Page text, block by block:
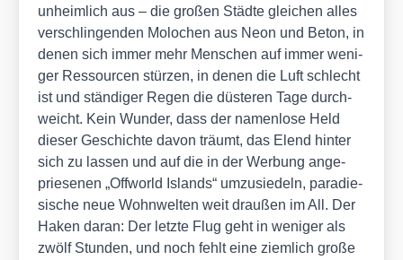
unheim­lich aus – die gro­ßen Städ­te glei­chen alles
ver­schlin­gen­den Molo­chen aus Neon und Beton, in
denen sich immer mehr Men­schen auf immer weni­
ger Res­sour­cen stür­zen, in denen die Luft schlecht
ist und stän­di­ger Regen die düs­te­ren Tage durch­
weicht. Kein Wun­der, dass der namen­lo­se Held
die­ser Geschich­te davon träumt, das Elend hin­ter
sich zu las­sen und auf die in der Wer­bung ange­
prie­se­nen „Off­world Islands“ umzu­sie­deln, para­die­
si­sche neue Wohn­wel­ten weit drau­ßen im All. Der
Haken dar­an: Der letz­te Flug geht in weni­ger als
zwölf Stun­den, und noch fehlt eine ziem­lich gro­ße